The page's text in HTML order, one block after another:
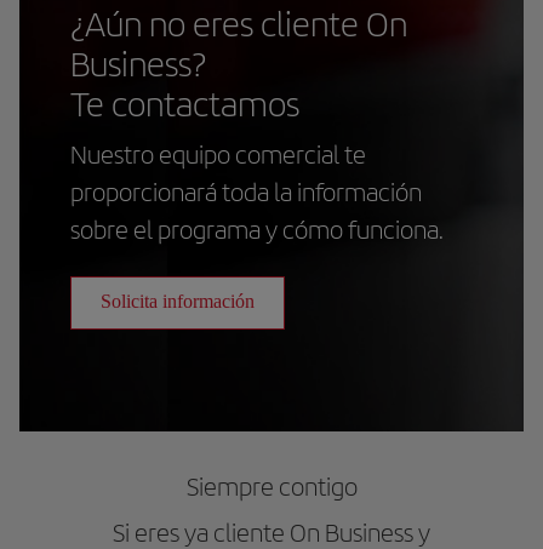
¿Aún no eres cliente On
Business?
Te contactamos
Nuestro equipo comercial te
proporcionará toda la información
sobre el programa y cómo funciona.
Solicita información
Siempre contigo
Si eres ya cliente On Business y